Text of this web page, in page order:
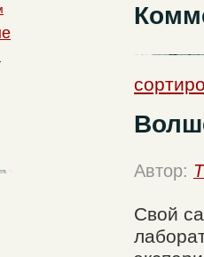
Автор:
Свой